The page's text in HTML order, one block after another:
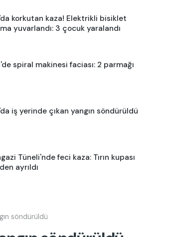
korkutan kaza! Elektrikli bisiklet
yuvarlandı: 3 çocuk yaralandı
spiral makinesi faciası: 2 parmağı
iş yerinde çıkan yangın söndürüldü
Tüneli'nde feci kaza: Tırın kupası
ayrıldı
söndürüldü